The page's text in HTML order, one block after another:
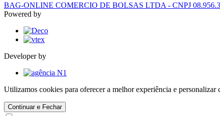
BAG-ONLINE COMERCIO DE BOLSAS LTDA - CNPJ
Powered by
Developer by
Utilizamos cookies para oferecer a melhor experiência e
Continuar e Fechar